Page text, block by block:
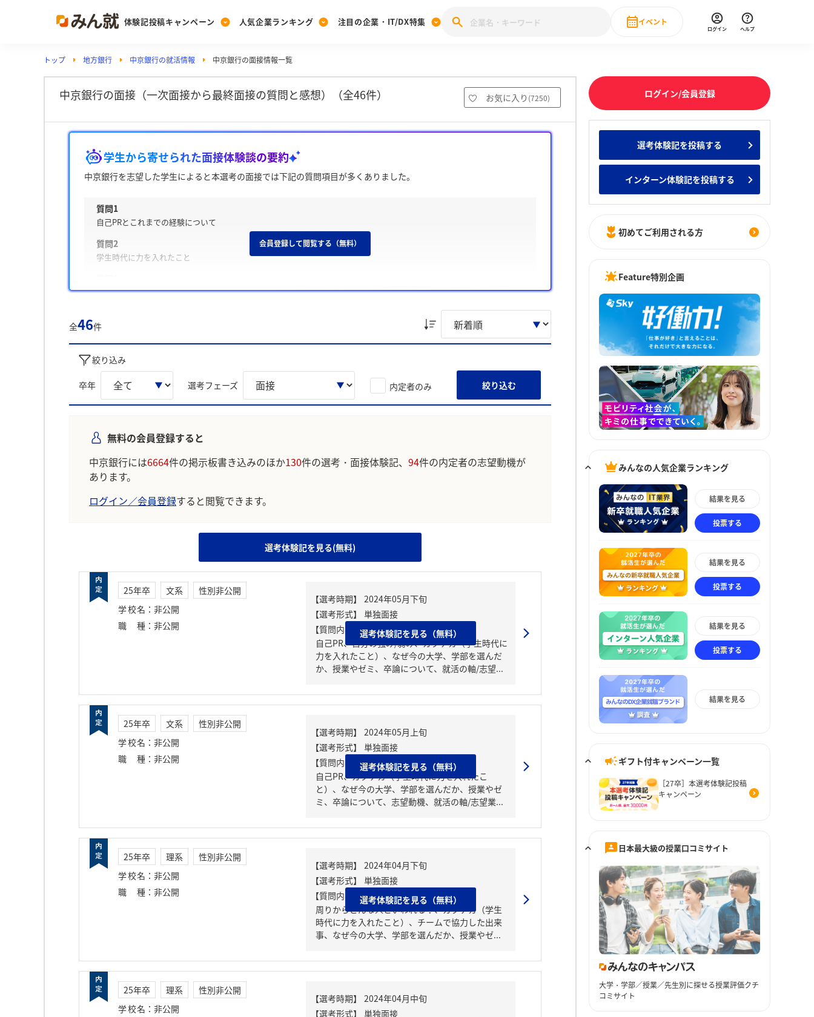
体験記投稿キャンペーン
Post
投稿する
[27卒] 本選考体験記投稿キャンペーン
人気企業ランキング
Ranking
ランキングを見る
みんなのDX企業就職ブランド調査
Vote
投票する
みんなの新卒就職人気企業ランキング みんなのインターン人気企業ランキ
注目の企業・IT/DX特集
PickUp
注目の企業特集
28卒 IT・DX企業特集 27卒 IT・DX企業特集 28卒 IT・DX現場社員インタビュー
動画で知ろう！業界・企業研究
イベント
直近のイベント一覧
ログイン ヘルプ
トップ 地方銀行 中京銀行の就活情報 中京銀行の面接情報一覧
中京銀行の面接（一次面接から最終面接の質問と感想）（全46件） お気に入り (7250)
学生から寄せられた面接体験談の要約
中京銀行を志望した学生によると本選考の面接では下記の質問項目が多くありました。
質問1
自己PRとこれまでの経験について
質問2
学生時代に力を入れたこと
志望動機と中京銀行を選んだ理由
られています。
※AIを使用し、過去3年間のユーザー投稿を要約しています。実際のユーザの投稿は下記の一覧からご確認ください。
会員登録して閲覧する（無料）
全46件
絞り込み
卒年 選考フェーズ 内定者のみ 絞り込む
無料の会員登録すると
中京銀行には6664件の掲示板書き込みのほか130件の選考・面接体験記、 94件の内定者の志望動機が
あります。
ログイン／会員登録すると閲覧できます。
選考体験記を見る(無料)
25年卒 文系
性別非公開
学校名 ： 非公開
職種 ： 非公開
【質問内容・課題】
自己PR、自分の強み/弱み、ガクチカ（学生時代に
力を入れたこと）、なぜ今の大学、学部を選んだ
か、授業やゼミ、卒論について、就活の軸/志望...
選考体験記を見る（無料）
25年卒 文系
性別非公開
学校名 ： 非公開
職種 ： 非公開
【質問内容・課題】
自己PR、ガクチカ（学生時代に力を入れたこ
と）、なぜ今の大学、学部を選んだか、授業やゼ
ミ、卒論について、志望動機、就活の軸/志望業...
選考体験記を見る（無料）
25年卒 理系
性別非公開
学校名 ： 非公開
職種 ： 非公開
【質問内容・課題】
周りからどんな人といわれる？、ガクチカ（学生
時代に力を入れたこと）、チームで協力した出来
事、なぜ今の大学、学部を選んだか、授業やゼ...
選考体験記を見る（無料）
25年卒 理系
性別非公開
学校名 ： 非公開
ログイン/会員登録
選考体験記を投稿する
インターン体験記を投稿する
初めてご利用される方
Feature特別企画
みんなの人気企業ランキング
結果を見る
投票する
結果を見る
投票する
結果を見る
投票する
結果を見る
ギフト付キャンペーン一覧
［27卒］本選考体験記投稿
キャンペーン
日本最大級の授業口コミサイト
大学・学部／授業／先生別に探せる授業評価クチ
コミサイト